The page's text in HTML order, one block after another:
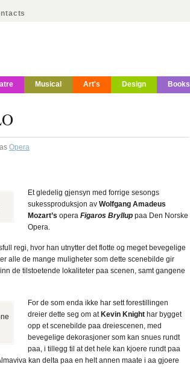
Musical Art's Design Books
Opera
Et gledelig gjensyn med forrige sesongs
sukessproduksjon av Wolfgang Amadeus
Mozart’s opera Figaros Bryllup paa Den Norske
Opera.
regi, hvor han utnytter det flotte og meget bevegelige
alle de mange muligheter som dette scenebilde gir
de tilstoetende lokaliteter paa scenen, samt gangene
For de som enda ikke har sett forestillingen
dreier dette seg om at Kevin Knight har bygget
opp et scenebilde paa dreiescenen, med
bevegelige dekorasjoner som kan snues rundt
paa, i tillegg til at det hele kan kjoere rundt paa
kan delta paa en helt annen maate i aa gjoere